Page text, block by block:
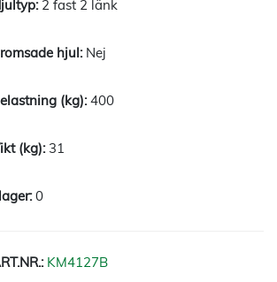
2 fast 2 länk
Nej
400
31
0
KM4127B